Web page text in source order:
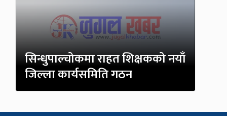
सिन्धुपाल्चोकमा राहत शिक्षकको नयाँ
जिल्ला कार्यसमिति गठन